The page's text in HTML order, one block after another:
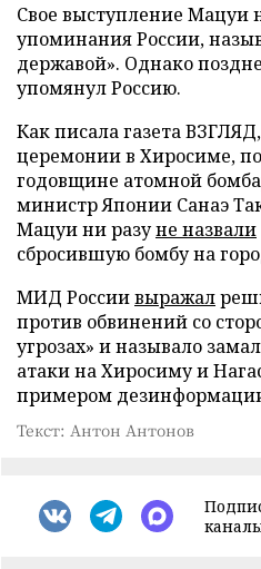
Свое выступление Мацуи
упоминания России,
державой». Однако
упомянул Россию.
Как писала газета
церемонии в Хиросиме,
годовщине атомной
министр Японии Санаэ
Мацуи ни разуне назвали
сбросившую бомбу на
МИД Россиивыражал
против обвинений со
угрозах» и называло
атаки на Хиросиму и
примером
Текст: Антон Антонов